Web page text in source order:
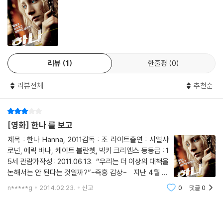
끌어올렸다.
'본' 시리즈로 21세기 액션의 판세를 바꾸어 놓은 액션 혁명가 제프 이마다
무술 감독의 지휘하에 설계된 액션은 역시 다르다. 16살 소녀 한나를 중심
축으로 하는 액션에 충격의 카리스마와 압도적인 파워, 예측 불허의 공격
력을 불어넣는데 성공하며, 근육질의 히어로가 등장하는 여타 액션 영화와
우 시얼샤 로넌에게 꼭 맞는 맞춤 액션 안무를 고안했다. 소녀의 순수한 얼
이다. 여린 외모에서 순간적으로 뿜어져 나오는 절도 있는 액션 동작과 치
명적인 공격력, 현란한 무기술 그리고 마치 안무와도 같은 우아한 맵시의
액션으로 이를 시각화 해냈다. 또한 외딴 설원에서 아버지와 단 둘이서 킬
러 훈련과 사냥을 하며 자란 성장 배경을 고려하여 고립된 소녀의 신비로
움과 산짐승과도 같은 야생적인 면면을 동시에 드러내는데 주안점을 두었
다. 한 여자의 품에 안겨 아이처럼 울던 한나가 상대의 목을 꺾는 기습 공격
을 벌인다거나, 생애 첫 키스를 앞둔 상황에서 남자의 얼굴을 민첩하게 강
리뷰 1 한줄평 0
리뷰전체 추천순
[영화] 한나 를 보고
제목 : 한나 Hanna, 2011감독 : 조 라이트출연 : 시얼샤
로넌, 에릭 바나, 케이트 블란쳇, 빅키 크리엡스 등등급 : 1
5세 관람가작성 : 2011.06.13. “우리는 더 이상의 대책을
논해서는 안 된다는 것일까?”-즉흥 감상- 지난 4월 17
일. 조조로 만난 작품이 하나 있었습니다. 그런데, 기대가
너무 컷기 때문일까요? 그저 한 번 정도만 볼만했다는 것
n*****g 2014.02.23. 신고 0 댓글0